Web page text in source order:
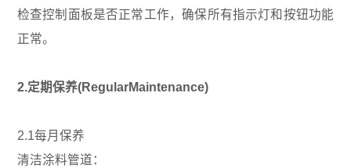
检查控制面板是否正常工作，确保所有指示灯和按钮功能
正常。
2.定期保养(RegularMaintenance)
2.1每月保养
清洁涂料管道：